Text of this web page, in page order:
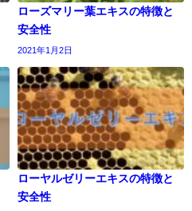
ローズマリー葉エキスの特徴と
安全性
2021年1月2日
ローヤルゼリーエキスの特徴と
安全性